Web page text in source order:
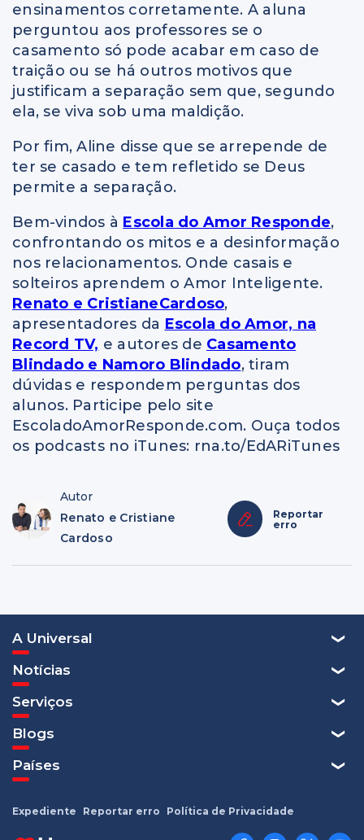
ensinamentos corretamente. A aluna
perguntou aos professores se o
casamento só pode acabar em caso de
traição ou se há outros motivos que
justificam a separação sem que, segundo
ela, se viva sob uma maldição.
Por fim, Aline disse que se arrepende de
ter se casado e tem refletido se Deus
permite a separação.
Bem-vindos à Escola do Amor Responde,
confrontando os mitos e a desinformação
nos relacionamentos. Onde casais e
solteiros aprendem o Amor Inteligente.
Renato e CristianeCardoso,
apresentadores da Escola do Amor, na
Record TV, e autores de Casamento
Blindado e Namoro Blindado, tiram
dúvidas e respondem perguntas dos
alunos. Participe pelo site
EscoladoAmorResponde.com. Ouça todos
os podcasts no iTunes: rna.to/EdARiTunes
Autor
Renato e Cristiane
Cardoso
Reportar
erro
A Universal
Notícias
Serviços
Blogs
Países
Expediente Reportar erro Política de Privacidade